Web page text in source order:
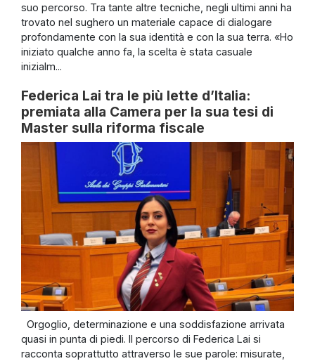
suo percorso. Tra tante altre tecniche, negli ultimi anni ha
trovato nel sughero un materiale capace di dialogare
profondamente con la sua identità e con la sua terra. «Ho
iniziato qualche anno fa, la scelta è stata casuale
inizialm...
Federica Lai tra le più lette d’Italia:
premiata alla Camera per la sua tesi di
Master sulla riforma fiscale
Orgoglio, determinazione e una soddisfazione arrivata
quasi in punta di piedi. Il percorso di Federica Lai si
racconta soprattutto attraverso le sue parole: misurate,